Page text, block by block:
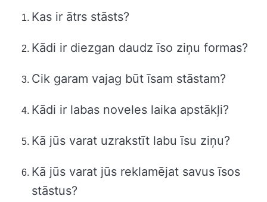
Kas ir ātrs stāsts?
Kādi ir diezgan daudz īso ziņu formas?
Cik garam vajag būt īsam stāstam?
Kādi ir labas noveles laika apstākļi?
Kā jūs varat uzrakstīt labu īsu ziņu?
Kā jūs varat jūs reklamējat savus īsos
stāstus?